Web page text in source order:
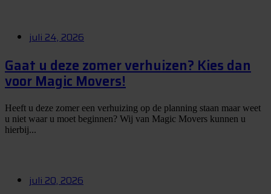
juli 24, 2026
Gaat u deze zomer verhuizen? Kies dan
voor Magic Movers!
Heeft u deze zomer een verhuizing op de planning staan maar weet
u niet waar u moet beginnen? Wij van Magic Movers kunnen u
hierbij...
juli 20, 2026